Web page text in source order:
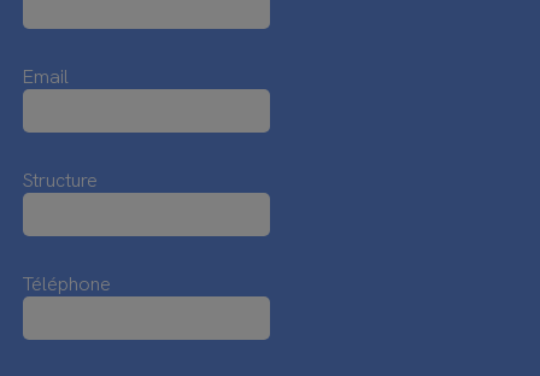
Email
Structure
Téléphone